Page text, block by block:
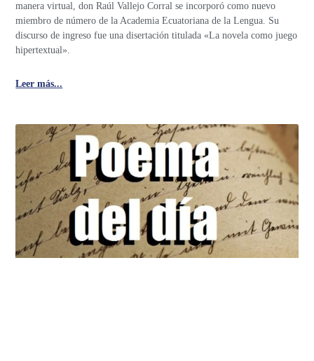
manera virtual, don Raúl Vallejo Corral se incorporó como nuevo
miembro de número de la Academia Ecuatoriana de la Lengua. Su
discurso de ingreso fue una disertación titulada «La novela como juego
hipertextual».
Leer más...